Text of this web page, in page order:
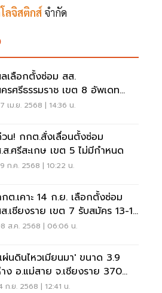
ลจิสติกส์ จำกัด
เลือกตั้งซ่อม สส.
รศรีธรรมราช เขต 8 อัพเดท
สุดที่นี่
เม.ย. 2568 | 14:36 น.
น! กกต.สั่งเลื่อนตั้งซ่อม
ส.ศรีสะเกษ เขต 5 ไม่มีกำหนด
ก.ค. 2568 | 10:22 น.
ต.เคาะ 14 ก.ย. เลือกตั้งซ่อม
เชียงราย เขต 7 รับสมัคร 13-17
ค.ส.ค. 2568 | 06:06 น.
ผ่นดินไหวเมียนมา' ขนาด 3.9
ง อ.แม่สาย จ.เชียงราย 370
ลเมตร
ก.ย. 2568 | 12:41 น.